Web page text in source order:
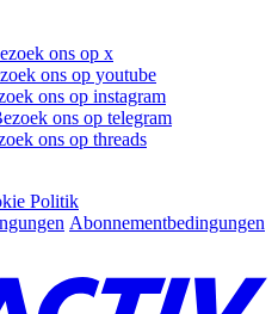
ons op x
ons op youtube
ons op instagram
ons op telegram
ons op threads
Politik
Abonnementbedingungen